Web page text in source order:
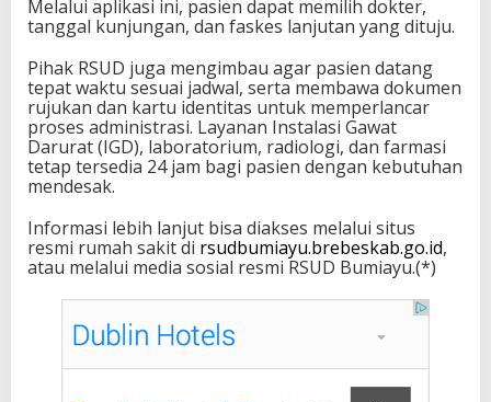
Melalui aplikasi ini, pasien dapat memilih dokter,
tanggal kunjungan, dan faskes lanjutan yang dituju.
Pihak RSUD juga mengimbau agar pasien datang
tepat waktu sesuai jadwal, serta membawa dokumen
rujukan dan kartu identitas untuk memperlancar
proses administrasi. Layanan Instalasi Gawat
Darurat (IGD), laboratorium, radiologi, dan farmasi
tetap tersedia 24 jam bagi pasien dengan kebutuhan
mendesak.
Informasi lebih lanjut bisa diakses melalui situs
resmi rumah sakit di rsudbumiayu.brebeskab.go.id,
atau melalui media sosial resmi RSUD Bumiayu.(*)